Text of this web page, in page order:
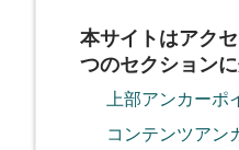
本サイトはアク
つのセクション
上部アンカーポ
コンテンツアン